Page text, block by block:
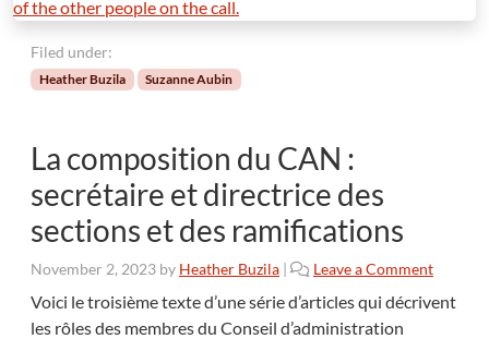
Filed under:
Heather Buzila Suzanne Aubin
La composition du CAN :
secrétaire et directrice des
sections et des ramifications
November 2, 2023 by Heather Buzila | Leave a Comment
Voici le troisième texte d’une série d’articles qui décrivent
les rôles des membres du Conseil d’administration